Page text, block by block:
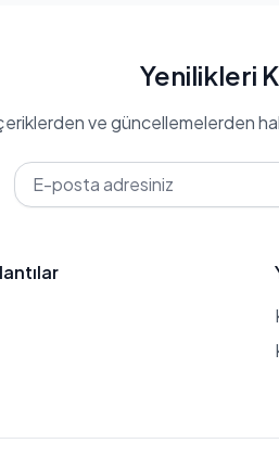
Yenilikleri
ve güncellemelerden